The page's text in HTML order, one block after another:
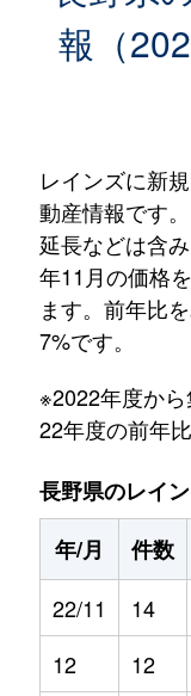
報（
レインズに新
動産情報です
延長などは含
年11月の価格
ます。前年比
7%です。
※2022年度か
22年度の前年
長野県のレイ
年/月
件数
22/11
14
12
12